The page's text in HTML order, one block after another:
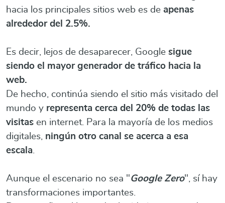
hacia los principales sitios web es de apenas
alrededor del 2.5%.
Es decir, lejos de desaparecer, Google sigue
siendo el mayor generador de tráfico hacia la
web.
De hecho, continúa siendo el sitio más visitado del
mundo y representa cerca del 20% de todas las
visitas en internet. Para la mayoría de los medios
digitales, ningún otro canal se acerca a esa
escala.
Aunque el escenario no sea "Google Zero", sí hay
transformaciones importantes.